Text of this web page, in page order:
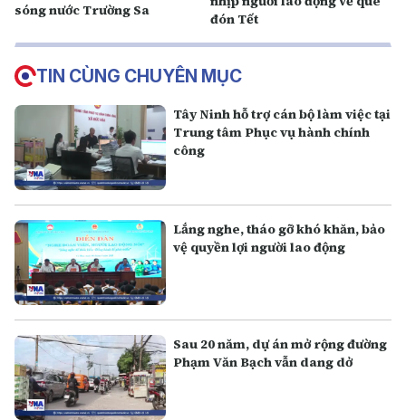
sóng nước Trường Sa
đón Tết
TIN CÙNG CHUYÊN MỤC
Tây Ninh hỗ trợ cán bộ làm việc tại
Trung tâm Phục vụ hành chính
công
Lắng nghe, tháo gỡ khó khăn, bảo
vệ quyền lợi người lao động
Sau 20 năm, dự án mở rộng đường
Phạm Văn Bạch vẫn dang dở